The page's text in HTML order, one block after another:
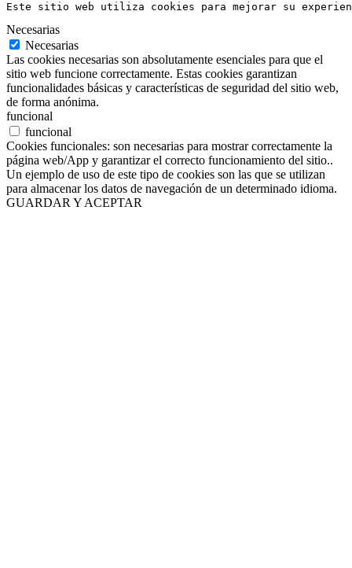
Este sitio web utiliza cookies para mejorar su
Necesarias
Necesarias
Las cookies necesarias son absolutamente esenciales para que el
sitio web funcione correctamente. Estas cookies garantizan
funcionalidades básicas y características de seguridad del sitio web,
de forma anónima.
funcional
funcional
Cookies funcionales: son necesarias para mostrar correctamente la
página web/App y garantizar el correcto funcionamiento del sitio..
Un ejemplo de uso de este tipo de cookies son las que se utilizan
para almacenar los datos de navegación de un determinado idioma.
GUARDAR Y ACEPTAR